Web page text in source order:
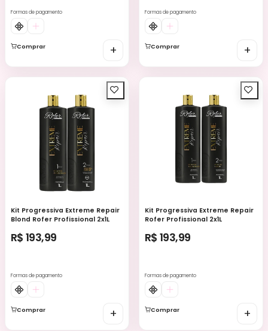
Formas de pagamento
Comprar +
Formas de pagamento
Comprar +
Kit Progressiva Extreme Repair
Blond Rofer Profissional 2x1L
R$ 193,99
Formas de pagamento
Comprar +
Kit Progressiva Extreme Repair
Rofer Profissional 2x1L
R$ 193,99
Formas de pagamento
Comprar +